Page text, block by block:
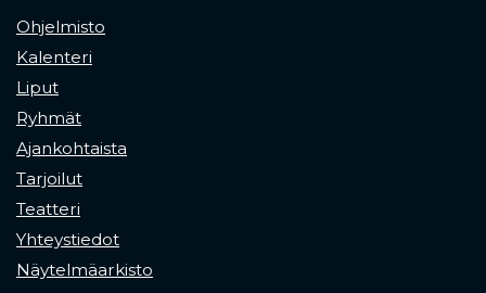
Ohjelmisto
Kalenteri
Liput
Ryhmät
Ajankohtaista
Tarjoilut
Teatteri
Yhteystiedot
Näytelmäarkisto